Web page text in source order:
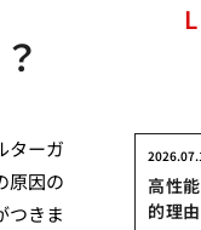
ターガ
原因の
つきま
高性
的理由